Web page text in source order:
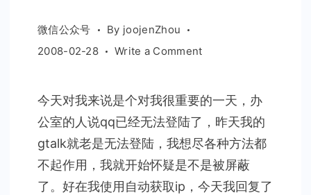
微信公众号 By joojenZhou
2008-02-28
Write a Commenton
今天对我来说是个对我很重要的一天，办
公室的人说qq已经无法登陆了，昨天我的
gtalk就老是无法登陆，我想尽各种方法都
不起作用，我就开始怀疑是不是被屏蔽
了。好在我使用自动获取ip，今天我回复了